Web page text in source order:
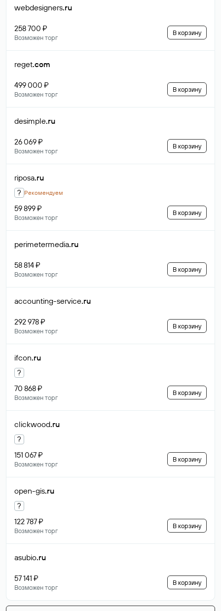
webdesigners.ru
258 700 ₽
Возможен торг
В корзину
reget.com
499 000 ₽
Возможен торг
В корзину
desimple.ru
26 069 ₽
Возможен торг
В корзину
riposa.ru
? Рекомендуем
59 899 ₽
Возможен торг
В корзину
perimetermedia.ru
58 814 ₽
Возможен торг
В корзину
accounting-service.ru
292 978 ₽
Возможен торг
В корзину
ifcon.ru
?
70 868 ₽
Возможен торг
В корзину
clickwood.ru
?
151 067 ₽
Возможен торг
В корзину
open-gis.ru
?
122 787 ₽
Возможен торг
В корзину
asubio.ru
57 141 ₽
Возможен торг
В корзину